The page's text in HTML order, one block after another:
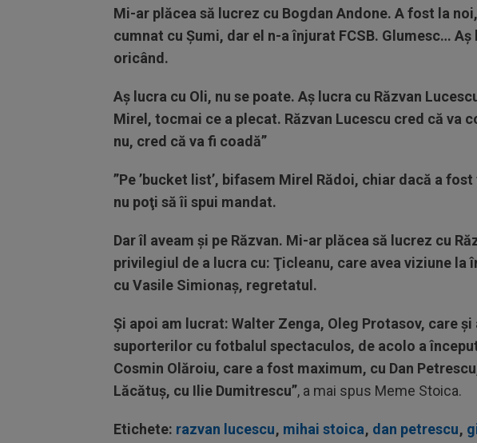
Mi-ar plăcea să lucrez cu Bogdan Andone. A fost la
cumnat cu Şumi, dar el n-a înjurat FCSB. Glumesc… Aş
oricând.
Aş lucra cu Oli, nu se poate. Aş lucra cu Răzvan
Mirel, tocmai ce a plecat. Răzvan Lucescu cred că va
nu, cred că va fi coadă”
”Pe ’bucket list’, bifasem Mirel Rădoi, chiar dacă a
nu poţi să îi spui mandat.
Dar îl aveam şi pe Răzvan. Mi-ar plăcea să lucrez cu
privilegiul de a lucra cu: Ţicleanu, care avea viziune la
cu Vasile Simionaş, regretatul.
Şi apoi am lucrat: Walter Zenga, Oleg Protasov, care
suporterilor cu fotbalul spectaculos, de acolo a
Cosmin Olăroiu, care a fost maximum, cu Dan
Lăcătuş, cu Ilie Dumitrescu”, a mai spus Meme Stoica.
Etichete: razvan lucescu, mihai stoica, dan petrescu,